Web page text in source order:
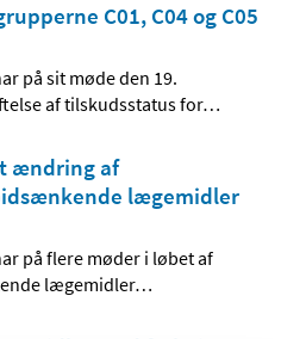
C01, C04 og C05
på sit møde den 19.
af tilskudsstatus for…
ændring af
lægemidler
på flere møder i løbet af
lægemidler…